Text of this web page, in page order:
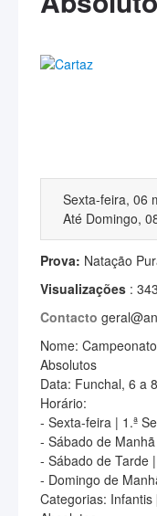
Sexta-feira, 06
Até Domingo,
Prova: Natação
Visualizações :
Contacto
Nome:
Absolutos
Data: Funchal, 6 a
Horário:
- Sexta-feira | 1.ª
- Sábado de
- Sábado de Tarde
- Domingo de
Categorias: